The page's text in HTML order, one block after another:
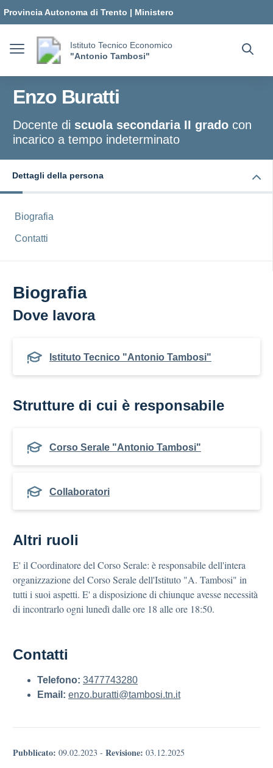
Provincia Autonoma di Trento | Ministero
dell'Istruzione e del Merito
Istituto Tecnico Economico
"Antonio Tambosi"
Enzo Buratti
Docente di scuola secondaria II grado con
incarico a tempo indeterminato
Dettagli della persona
Biografia
Contatti
Biografia
Dove lavora
Istituto Tecnico "Antonio Tambosi"
Strutture di cui è responsabile
Corso Serale "Antonio Tambosi"
Collaboratori
Altri ruoli
E' il Coordinatore del Corso Serale: è responsabile dell'intera
organizzazione del Corso Serale dell'Istituto "A. Tambosi" in
tutti i suoi aspetti. E' a disposizione di chiunque avesse necessità
di incontrarlo ogni lunedì dalle ore 18 alle ore 18:50.
Contatti
Telefono: 3477743280
Email: enzo.buratti@tambosi.tn.it
Pubblicato: 09.02.2023 - Revisione: 03.12.2025